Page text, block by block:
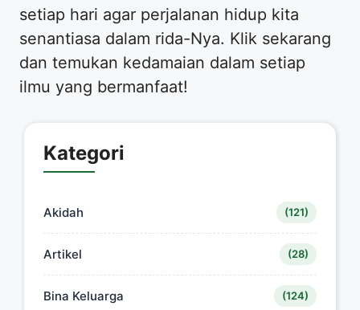
setiap hari agar perjalanan hidup kita
senantiasa dalam rida-Nya. Klik sekarang
dan temukan kedamaian dalam setiap
ilmu yang bermanfaat!
Kategori
Akidah (121)
Artikel (28)
Bina Keluarga (124)